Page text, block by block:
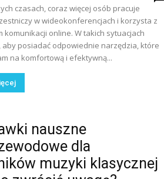
czasach, coraz więcej osób pracuje
w wideokonferencjach i korzysta z
komunikacji online. W takich sytuacjach
aby posiadać odpowiednie narzędzia, które
na komfortową i efektywną...
nauszne
dla
muzyki klasycznej